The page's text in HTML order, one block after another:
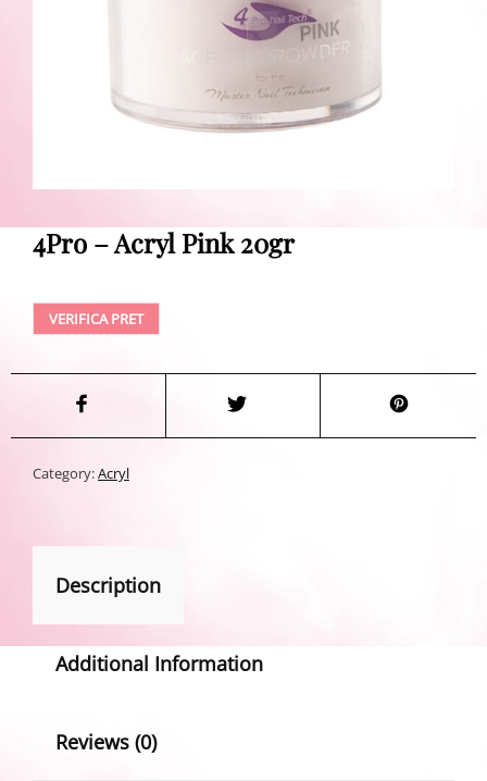
4Pro – Acryl Pink 20gr
VERIFICA PRET
Category:Acryl
Description
Additional Information
Reviews (0)